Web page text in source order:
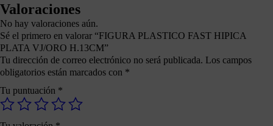
Valoraciones
No hay valoraciones aún.
Sé el primero en valorar “FIGURA PLASTICO FAST HIPICA
PLATA VJ/ORO H.13CM”
Tu dirección de correo electrónico no será publicada. Los campos
obligatorios están marcados con *
Tu puntuación *